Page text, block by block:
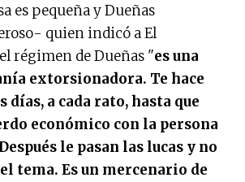
es pequeña y Dueñas
quien indicó a El
régimen de Dueñas "es una
extorsionadora. Te hace
días, a cada rato, hasta que
económico con la persona
le pasan las lucas y no
tema. Es un mercenario de